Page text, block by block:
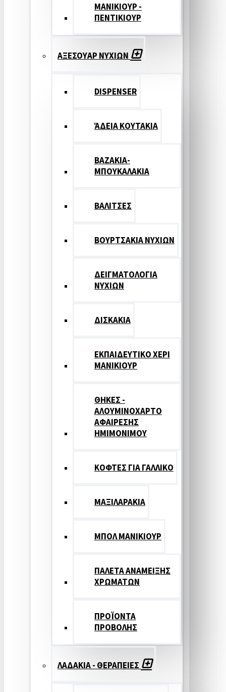
ΜΑΝΙΚΙΟΥΡ -
ΠΕΝΤΙΚΙΟΥΡ
ΑΞΕΣΟΥΑΡ ΝΥΧΙΩΝ
DISPENSER
ΆΔΕΙΑ ΚΟΥΤΑΚΙΑ
ΒΑΖΑΚΙΑ-
ΜΠΟΥΚΑΛΑΚΙΑ
ΒΑΛΙΤΣΕΣ
ΒΟΥΡΤΣΑΚΙΑ ΝΥΧΙΩΝ
ΔΕΙΓΜΑΤΟΛΟΓΙΑ
ΝΥΧΙΩΝ
ΔΙΣΚΑΚΙΑ
ΕΚΠΑΙΔΕΥΤΙΚΟ ΧΕΡΙ
ΜΑΝΙΚΙΟΥΡ
ΘΗΚΕΣ -
ΑΛΟΥΜΙΝΟΧΑΡΤΟ
ΑΦΑΙΡΕΣΗΣ
ΗΜΙΜΟΝΙΜΟΥ
ΚΟΦΤΕΣ ΓΙΑ ΓΑΛΛΙΚΟ
ΜΑΞΙΛΑΡΑΚΙΑ
ΜΠΟΛ ΜΑΝΙΚΙΟΥΡ
ΠΑΛΕΤΑ ΑΝΑΜΕΙΞΗΣ
ΧΡΩΜΑΤΩΝ
ΠΡΟΪΟΝΤΑ
ΠΡΟΒΟΛΗΣ
ΛΑΔΑΚΙΑ - ΘΕΡΑΠΕΙΕΣ